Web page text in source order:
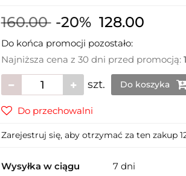
160.00 -20% 128.00
Do końca promocji pozostało:
Najniższa cena z 30 dni przed promocją:
szt. Do koszyka
Do przechowalni
Zarejestruj się, aby otrzymać za ten zakup
Wysyłka w ciągu 7 dni